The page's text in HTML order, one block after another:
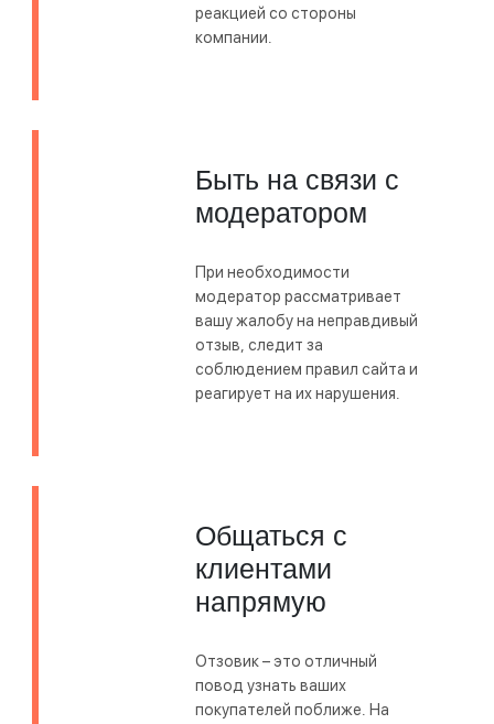
реакцией со стороны
компании.
Быть на связи с
модератором
При необходимости
модератор рассматривает
вашу жалобу на неправдивый
отзыв, следит за
соблюдением правил сайта и
реагирует на их нарушения.
Общаться с
клиентами
напрямую
Отзовик – это отличный
повод узнать ваших
покупателей поближе. На